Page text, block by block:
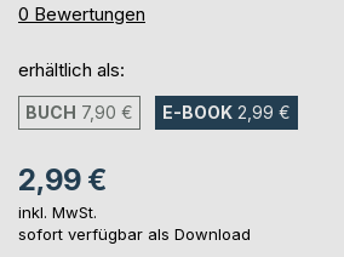
0%
0 Bewertungen
erhältlich als:
BUCH 7,90 € E-BOOK 2,99 €
2,99 €
inkl. MwSt.
sofort verfügbar als Download